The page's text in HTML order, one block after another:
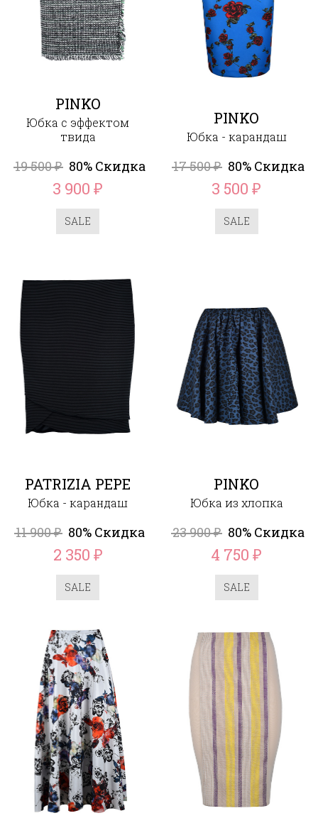
PINKO
Юбка с эффектом
твида
19 500₽ 80% Скидка
3 900₽
SALE
PINKO
Юбка - карандаш
17 500₽ 80% Скидка
3 500₽
SALE
PATRIZIA PEPE
Юбка - карандаш
11 900₽ 80% Скидка
2 350 ₽
SALE
PINKO
Юбка из хлопка
23 900₽ 80% Скидка
4 750₽
SALE